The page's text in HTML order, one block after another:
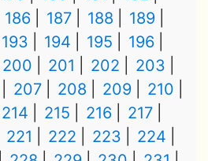
186 187 188
189
193 194 195
196
200 201 202
203
207 208 209
210
214 215 216
217
221 222 223
224